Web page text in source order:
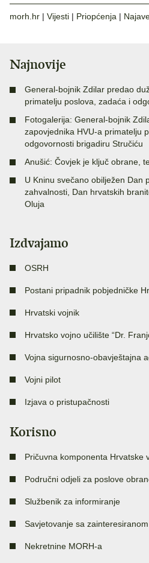
morh.hr | Vijesti | Priopćenja |
Najnovije
General-bojnik Zdilar predao
primatelju poslova, zadaća i
Fotogalerija: General-bojnik
zapovjednika HVU-a primatelju
odgovornosti brigadiru Stručiću
Anušić: Čovjek je ključ obrane,
U Kninu svečano obilježen Dan
zahvalnosti, Dan hrvatskih
Oluja
Izdvajamo
OSRH
Postani pripadnik pobjedničke
Hrvatski vojnik
Hrvatsko vojno učilište “Dr.
Vojna sigurnosno-obavještajna
Vojni pilot
Izjava o pristupačnosti
Korisno
Pričuvna komponenta Hrvatske
Područni odjeli za poslove
Službenik za informiranje
Savjetovanje sa
Nekretnine MORH-a